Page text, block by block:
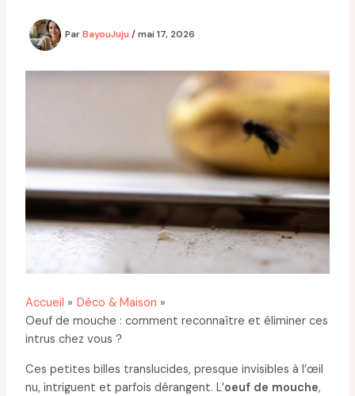
ParBayouJuju /mai 17, 2026
Accueil
Déco & Maison
Oeuf de mouche : comment reconnaître et éliminer ces
intrus chez vous ?
Ces petites billes translucides, presque invisibles à l’œil
nu, intriguent et parfois dérangent. L’oeuf de mouche,